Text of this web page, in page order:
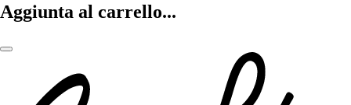
Aggiunta al carrello...